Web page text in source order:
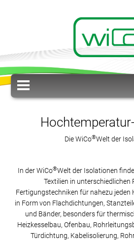
Die WiCo®Welt der
In der WiCo®Welt der Isolationen
Textilien in unterschiedlichen
Fertigungstechniken für nahezu jeden
in Form von Flachdichtungen,
und Bänder, besonders für
Heizkesselbau, Ofenbau,
Türdichtung, Kabelisolierung,